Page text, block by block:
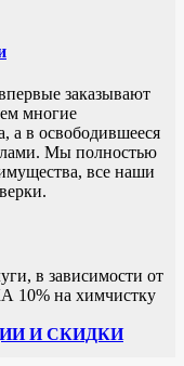
заказывают
многие
а в освободившееся
Мы полностью
все наши
в зависимости от
10% на химчистку
И СКИДКИ